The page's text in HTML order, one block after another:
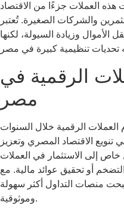
العملات جزءًا من الاقتصاد
والشركات الصغيرة. تُعتبر
الأموال وزيادة السيولة، لكنها
الرقمية في
مصر
الرقمية خلال السنوات
تنويع الاقتصاد المصري وتعزيز
إلى الاستثمار في العملات
أو تحقيق عوائد مالية. مع
منصات التداول أكثر سهولة
وموثوقية.